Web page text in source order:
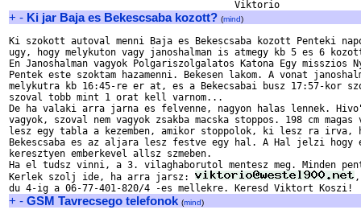
+ - Ki jar Baja es Bekescsaba kozott? (mind)
Ki szokott autoval menni Baja es Bekescsaba kozott Penteki
ugy, hogy melykuton vagy janoshalman is atmegy kb 5 es 6
En Janoshalman vagyok Polgariszolgalatos Katona Egy misszios
Pentek este szoktam hazamenni. Bekesen lakom. A vonat
melykutra kb 16:45-re er at, es a Bekecsabai busz 17:57-kor
szoval tobb mint 1 orat kell varnom...
De ha valaki arra jarna es felvenne, nagyon halas lennek.
vagyok, szoval nem vagyok zsakba macska stoppos. 198 cm magas
lesz egy tabla a kezemben, amikor stoppolok, ki lesz ra irva,
Bekescsaba es az aljara lesz festve egy hal. A Hal jelzi hogy
keresztyen emberkevel allsz szmeben.
Ha el tudsz vinni, a 3. vilaghaborutol mentesz meg. Minden
Kerlek szolj ide, ha arra jarsz:
+ - GSM Tavrecsego telefonok (mind)